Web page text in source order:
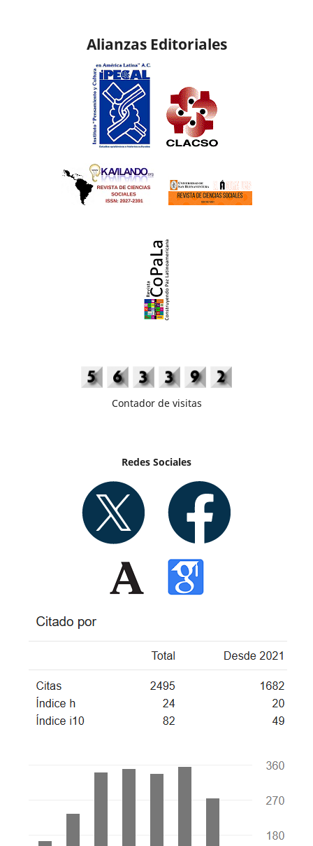
Alianzas Editoriales
Contador de visitas
Redes Sociales